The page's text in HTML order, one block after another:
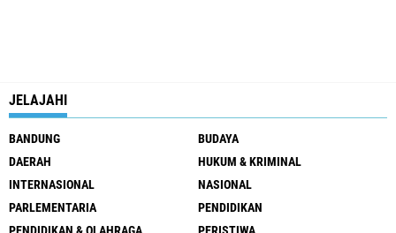
JELAJAHI
BANDUNG
BUDAYA
DAERAH
HUKUM & KRIMINAL
INTERNASIONAL
NASIONAL
PARLEMENTARIA
PENDIDIKAN
PENDIDIKAN & OLAHRAGA
PERISTIWA